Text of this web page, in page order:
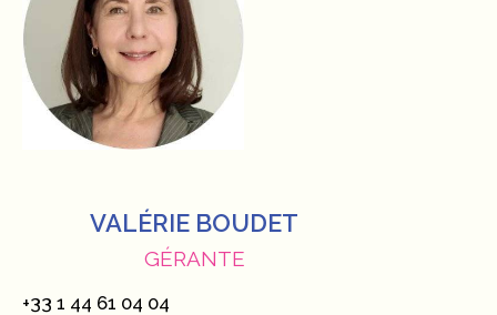
VALÉRIE BOUDET
GÉRANTE
+33 1 44 61 04 04